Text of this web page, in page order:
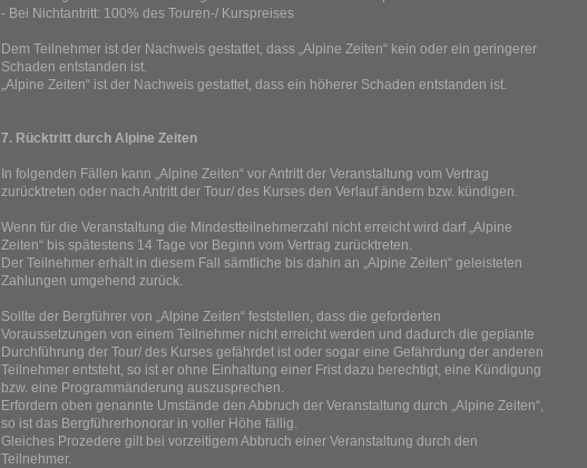
- Bei Nichtantritt: 100% des Touren-/ Kurspreises
Dem Teilnehmer ist der Nachweis gestattet, dass „Alpine Zeiten“ kein oder ein geringerer
Schaden entstanden ist.
„Alpine Zeiten“ ist der Nachweis gestattet, dass ein höherer Schaden entstanden ist.
7. Rücktritt durch Alpine Zeiten
In folgenden Fällen kann „Alpine Zeiten“ vor Antritt der Veranstaltung vom Vertrag
zurücktreten oder nach Antritt der Tour/ des Kurses den Verlauf ändern bzw. kündigen.
Wenn für die Veranstaltung die Mindestteilnehmerzahl nicht erreicht wird darf „Alpine
Zeiten“ bis spätestens 14 Tage vor Beginn vom Vertrag zurücktreten.
Der Teilnehmer erhält in diesem Fall sämtliche bis dahin an „Alpine Zeiten“ geleisteten
Zahlungen umgehend zurück.
Sollte der Bergführer von „Alpine Zeiten“ feststellen, dass die geforderten
Voraussetzungen von einem Teilnehmer nicht erreicht werden und dadurch die geplante
Durchführung der Tour/ des Kurses gefährdet ist oder sogar eine Gefährdung der anderen
Teilnehmer entsteht, so ist er ohne Einhaltung einer Frist dazu berechtigt, eine Kündigung
bzw. eine Programmänderung auszusprechen.
Erfordern oben genannte Umstände den Abbruch der Veranstaltung durch „Alpine Zeiten“,
so ist das Bergführerhonorar in voller Höhe fällig.
Gleiches Prozedere gilt bei vorzeitigem Abbruch einer Veranstaltung durch den
Teilnehmer.